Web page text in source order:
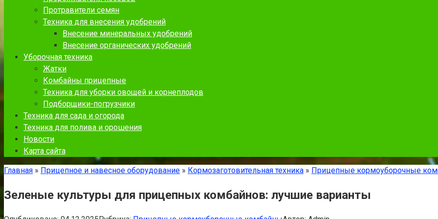
Протравители семян
Техника для внесения удобрений
Внесение минеральных удобрений
Внесение органических удобрений
Уборочная техника
Жатки
Комбайны прицепные
Техника для уборки овощей и корнеплодов
Подборщики-погрузчики
Техника для сада и огорода
Техника для полива и орошения
Новости
Карта сайта
Главная » Прицепное и навесное оборудование » Кормозаготовительная техника » Прицепные кормоуборочные
Зеленые культуры для прицепных комбайнов: лучшие варианты